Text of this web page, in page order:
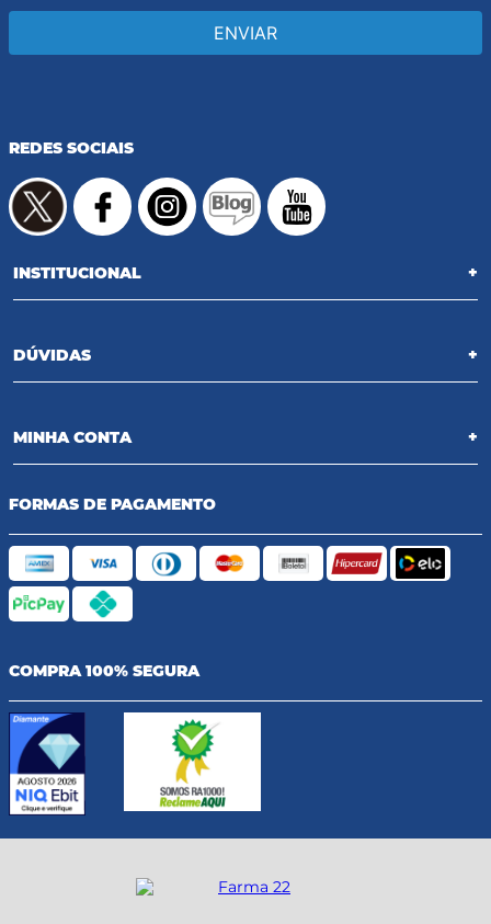
ENVIAR
REDES SOCIAIS
INSTITUCIONAL +
DÚVIDAS +
MINHA CONTA +
FORMAS DE PAGAMENTO
COMPRA 100% SEGURA